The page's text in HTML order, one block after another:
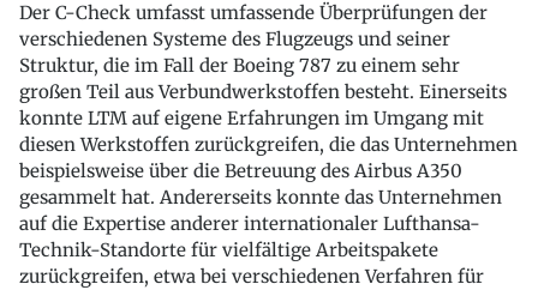
Der C-Check umfasst umfassende Überprüfungen der
verschiedenen Systeme des Flugzeugs und seiner
Struktur, die im Fall der Boeing 787 zu einem sehr
großen Teil aus Verbundwerkstoffen besteht. Einerseits
konnte LTM auf eigene Erfahrungen im Umgang mit
diesen Werkstoffen zurückgreifen, die das Unternehmen
beispielsweise über die Betreuung des Airbus A350
gesammelt hat. Andererseits konnte das Unternehmen
auf die Expertise anderer internationaler Lufthansa-
Technik-Standorte für vielfältige Arbeitspakete
zurückgreifen, etwa bei verschiedenen Verfahren für